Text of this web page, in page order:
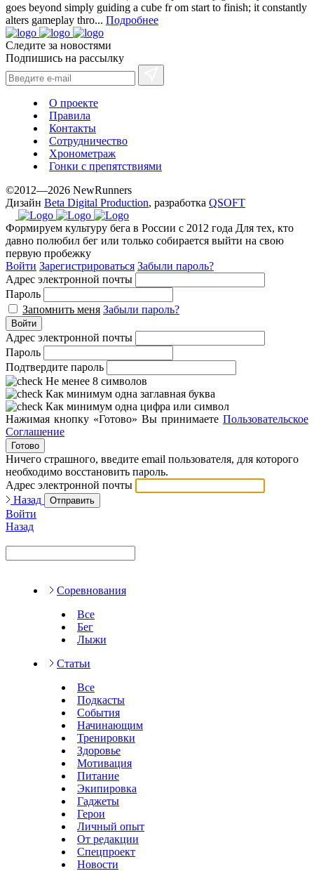
goes beyond simply guiding a cube fr om start to finish; it constantly
alters gameplay thro... Подробнее
Следите за новостями
Подпишись на рассылку
О проекте
Правила
Контакты
Сотрудничество
Хронометраж
Гонки с препятствиями
©2012—2026 NewRunners
Дизайн Beta Digital Production, разработка QSOFT
Формируем культуру бега в России с 2012 года Для тех, кто
давно полюбил бег или только собирается выйти на свою
первую пробежку
Войти Зарегистрироваться Забыли пароль?
Адрес электронной почты
Пароль
Запомнить меня Забыли пароль?
Войти
Адрес электронной почты
Пароль
Подтвердите пароль
Не менее 8 символов
Как минимум одна заглавная буква
Как минимум одна цифра или символ
Нажимая кнопку «Готово» Вы принимаете Пользовательское
Соглашение
Готово
Ничего страшного, введите email пользователя, для которого
необходимо восстановить пароль.
Адрес электронной почты
Назад
Отправить
Войти
Назад
Соревнования
Все
Бег
Лыжи
Статьи
Все
Подкасты
События
Начинающим
Тренировки
Здоровье
Мотивация
Питание
Экипировка
Гаджеты
Герои
Личный опыт
От редакции
Спецпроект
Новости